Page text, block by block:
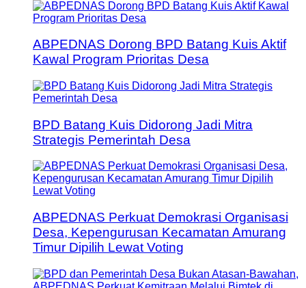
ABPEDNAS Dorong BPD Batang Kuis Aktif
Kawal Program Prioritas Desa
BPD Batang Kuis Didorong Jadi Mitra
Strategis Pemerintah Desa
ABPEDNAS Perkuat Demokrasi Organisasi
Desa, Kepengurusan Kecamatan Amurang
Timur Dipilih Lewat Voting